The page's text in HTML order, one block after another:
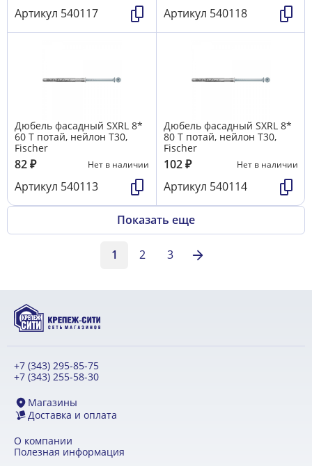
Артикул 540117 Артикул 540118
Дюбель фасадный SXRL 8*
60 T потай, нейлон T30,
Fischer
82₽ Нет в наличии
Артикул 540113
Дюбель фасадный SXRL 8*
80 T потай, нейлон T30,
Fischer
102₽ Нет в наличии
Артикул 540114
Показать еще
1 2 3
+7 (343) 295-85-75
+7 (343) 255-58-30
Магазины
Доставка и оплата
О компании
Полезная информация